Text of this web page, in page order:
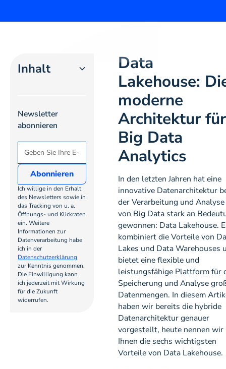
Inhalt
Heading 3
Heading
5
6
Newsletter
abonnieren
Ich willige in den Erhalt
des Newsletters sowie in
das Tracking von u. a.
Öffnungs- und Klickraten
ein. Weitere
Informationen zur
Datenverarbeitung habe
ich in der
Datenschutzerklärung
zur Kenntnis genommen.
Die Einwilligung kann
ich jederzeit mit Wirkung
für die Zukunft
widerrufen.
Data
Lakehouse:
moderne
Architektur für
Big Data
Analytics
In den letzten Jahren hat eine
innovative Datenarchitektur
der Verarbeitung und Analyse
von Big Data stark an
gewonnen: Data Lakehouse.
kombiniert die Vorteile von
Lakes und Data Warehouses
bietet eine flexible und
leistungsfähige Plattform für
Speicherung und Analyse
Datenmengen. In diesem
haben wir bereits die hybride
Datenarchitektur genauer
vorgestellt, heute nennen wir
Ihnen die sechs wichtigsten
Vorteile von Data Lakehouse.